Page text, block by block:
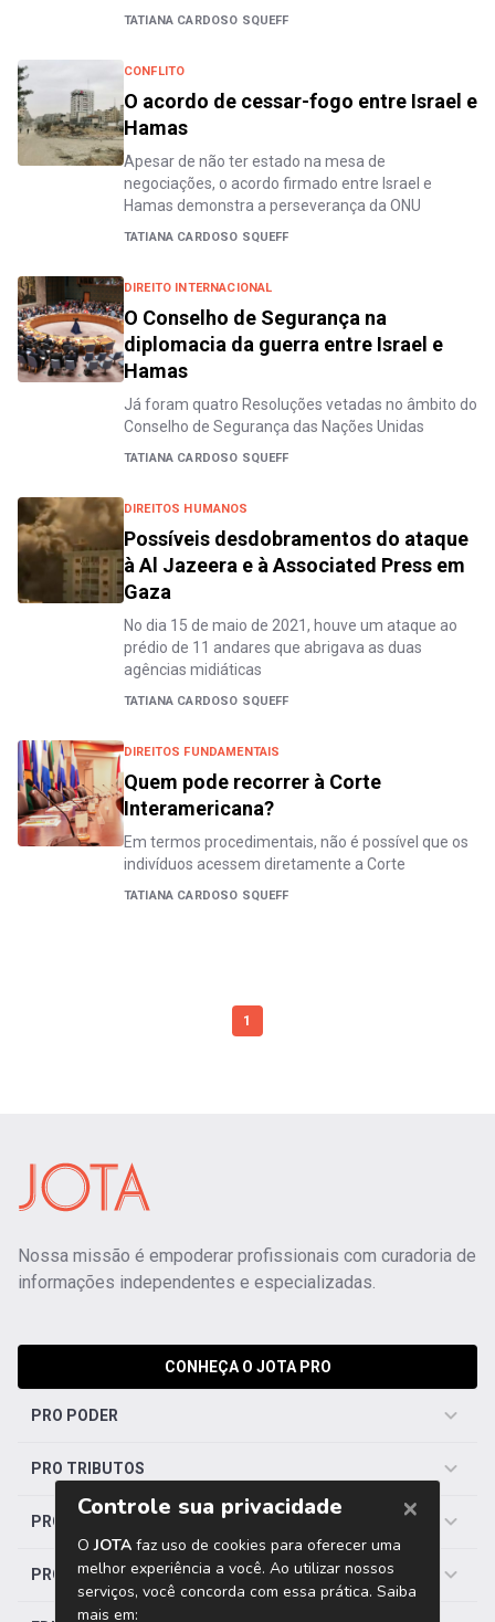
TATIANA CARDOSO SQUEFF
CONFLITO
O acordo de cessar-fogo entre Israel e
Hamas
Apesar de não ter estado na mesa de
negociações, o acordo firmado entre Israel e
Hamas demonstra a perseverança da ONU
TATIANA CARDOSO SQUEFF
DIREITO INTERNACIONAL
O Conselho de Segurança na
diplomacia da guerra entre Israel e
Hamas
Já foram quatro Resoluções vetadas no âmbito do
Conselho de Segurança das Nações Unidas
TATIANA CARDOSO SQUEFF
DIREITOS HUMANOS
Possíveis desdobramentos do ataque
à Al Jazeera e à Associated Press em
Gaza
No dia 15 de maio de 2021, houve um ataque ao
prédio de 11 andares que abrigava as duas
agências midiáticas
TATIANA CARDOSO SQUEFF
DIREITOS FUNDAMENTAIS
Quem pode recorrer à Corte
Interamericana?
Em termos procedimentais, não é possível que os
indivíduos acessem diretamente a Corte
TATIANA CARDOSO SQUEFF
1
Nossa missão é empoderar profissionais com curadoria de
informações independentes e especializadas.
CONHEÇA O JOTA PRO
PRO PODER
PRO TRIBUTOS
PRO TRABALHISTA
PRO SAÚDE